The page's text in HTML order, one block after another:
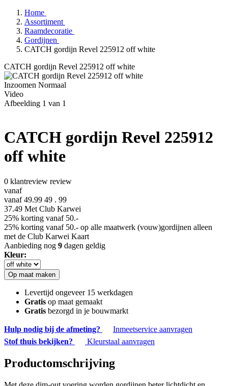
Home
Assortiment
Raamdecoratie
Gordijnen
CATCH gordijn Revel 225912 off white
CATCH gordijn Revel 225912 off white
Inzoomen Normaal
Video
Afbeelding 1 van 1
CATCH gordijn Revel 225912
off white
0 klantreview review
vanaf
vanaf 49.99 49 . 99
37.49 Met Club Karwei
25% korting vanaf 50.-
25% korting vanaf 50.- op alle maatwerk (vouw)gordijnen alleen
met de Club Karwei Kaart
Aanbieding nog 9 dagen geldig
Kleur:
Op maat maken
Levertijd ongeveer 15 werkdagen
Gratis op maat gemaakt
Gratis bezorgd in je bouwmarkt
Hulp nodig bij de afmeting?
Inmeetservice aanvragen
Stof thuis bekijken?
Kleurstaal aanvragen
Productomschrijving